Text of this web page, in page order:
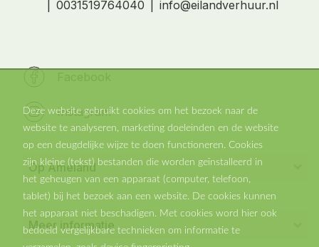
0031519764040
info@eilandverhuur.nl
Instagram
Op Ameland
Vakantiehuis in Nes
Vakantiehuisje in Buren
Vakantiehuis in Ballum
Meer informatie
Deze website gebruikt cookies om het bezoek naar de
website te analyseren, marketing doeleinden en de website
op een deugdelijke wijze te doen functioneren. Cookies
zijn kleine (tekst) bestanden die worden geïnstalleerd in
het geheugen van een apparaat (computer, telefoon,
tablet) bij het bezoek aan een website. De cookies kunnen
het apparaat niet beschadigen. Met cookies word hier ook
bedoeld vergelijkbare technieken om informatie te